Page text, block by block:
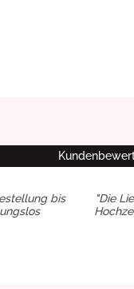
bis
"Die